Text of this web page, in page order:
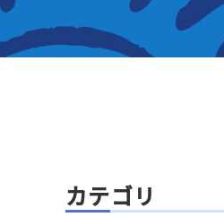
カテゴリ